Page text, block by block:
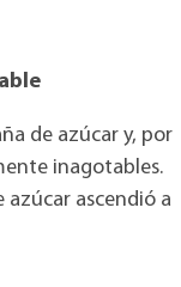
de azúcar y, por
inagotables.
azúcar ascendió a